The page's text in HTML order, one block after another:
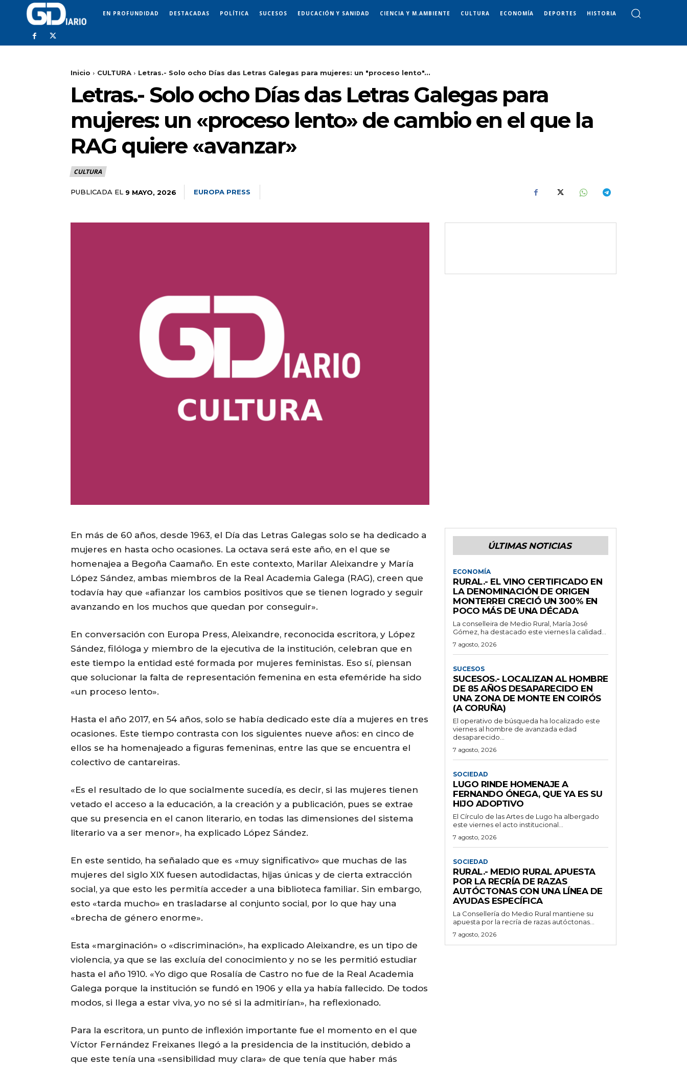
EN PROFUNDIDAD DESTACADAS POLÍTICA SUCESOS EDUCACIÓN Y SANIDAD CIENCIA Y M.AMBIENTE CULTURA ECONOMÍA DEPORTES HISTORIA
Inicio CULTURA Letras.- Solo ocho Días das Letras Galegas para mujeres: un "proceso lento"...
Letras.- Solo ocho Días das Letras Galegas para
mujeres: un «proceso lento» de cambio en el que la
RAG quiere «avanzar»
CULTURA
PUBLICADA EL 9 MAYO, 2026 EUROPA PRESS
En más de 60 años, desde 1963, el Día das Letras Galegas solo se ha dedicado a
mujeres en hasta ocho ocasiones. La octava será este año, en el que se
homenajea a Begoña Caamaño. En este contexto, Marilar Aleixandre y María
López Sández, ambas miembros de la Real Academia Galega (RAG), creen que
todavía hay que «afianzar los cambios positivos que se tienen logrado y seguir
avanzando en los muchos que quedan por conseguir».
En conversación con Europa Press, Aleixandre, reconocida escritora, y López
Sández, filóloga y miembro de la ejecutiva de la institución, celebran que en
este tiempo la entidad esté formada por mujeres feministas. Eso sí, piensan
que solucionar la falta de representación femenina en esta efeméride ha sido
«un proceso lento».
Hasta el año 2017, en 54 años, solo se había dedicado este día a mujeres en tres
ocasiones. Este tiempo contrasta con los siguientes nueve años: en cinco de
ellos se ha homenajeado a figuras femeninas, entre las que se encuentra el
colectivo de cantareiras.
«Es el resultado de lo que socialmente sucedía, es decir, si las mujeres tienen
vetado el acceso a la educación, a la creación y a publicación, pues se extrae
que su presencia en el canon literario, en todas las dimensiones del sistema
literario va a ser menor», ha explicado López Sández.
En este sentido, ha señalado que es «muy significativo» que muchas de las
mujeres del siglo XIX fuesen autodidactas, hijas únicas y de cierta extracción
social, ya que esto les permitía acceder a una biblioteca familiar. Sin embargo,
esto «tarda mucho» en trasladarse al conjunto social, por lo que hay una
«brecha de género enorme».
Esta «marginación» o «discriminación», ha explicado Aleixandre, es un tipo de
violencia, ya que se las excluía del conocimiento y no se les permitió estudiar
hasta el año 1910. «Yo digo que Rosalía de Castro no fue de la Real Academia
Galega porque la institución se fundó en 1906 y ella ya había fallecido. De todos
modos, si llega a estar viva, yo no sé si la admitirían», ha reflexionado.
Para la escritora, un punto de inflexión importante fue el momento en el que
Víctor Fernández Freixanes llegó a la presidencia de la institución, debido a
que este tenía una «sensibilidad muy clara» de que tenía que haber más
ÚLTIMAS NOTICIAS
ECONOMÍA
RURAL.- EL VINO CERTIFICADO EN
LA DENOMINACIÓN DE ORIGEN
MONTERREI CRECIÓ UN 300% EN
POCO MÁS DE UNA DÉCADA
La conselleira de Medio Rural, María José
Gómez, ha destacado este viernes la calidad...
7 agosto, 2026
SUCESOS
SUCESOS.- LOCALIZAN AL HOMBRE
DE 85 AÑOS DESAPARECIDO EN
UNA ZONA DE MONTE EN COIRÓS
(A CORUÑA)
El operativo de búsqueda ha localizado este
viernes al hombre de avanzada edad
desaparecido...
7 agosto, 2026
SOCIEDAD
LUGO RINDE HOMENAJE A
FERNANDO ÓNEGA, QUE YA ES SU
HIJO ADOPTIVO
El Círculo de las Artes de Lugo ha albergado
este viernes el acto institucional...
7 agosto, 2026
SOCIEDAD
RURAL.- MEDIO RURAL APUESTA
POR LA RECRÍA DE RAZAS
AUTÓCTONAS CON UNA LÍNEA DE
AYUDAS ESPECÍFICA
La Consellería do Medio Rural mantiene su
apuesta por la recría de razas autóctonas...
7 agosto, 2026